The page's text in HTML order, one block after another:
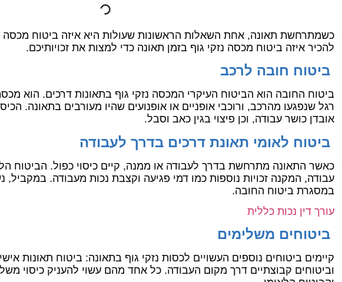
כשמתרחשת תאונה, אחת השאלות הראשונות שעולות היא איזה ביטוח מכסה
להכיר איזה ביטוח מכסה נזקי גוף בזמן תאונה כדי למצות את זכויותיכם.
ביטוח חובה לרכב
ביטוח החובה הוא הביטוח העיקרי המכסה נזקי גוף בתאונות דרכים. הוא
רגל שנפגעו מהרכב, ורוכבי אופניים או אופנועים שהיו מעורבים בתאונה.
אובדן כושר עבודה, וכן פיצוי בגין כאב וסבל.
ביטוח לאומי תאונת דרכים בדרך לעבודה
כאשר התאונה מתרחשת בדרך לעבודה או ממנה, קיים כיסוי כפול. הביטוח
עבודה, המקנה זכויות נוספות כמו דמי פגיעה וקצבת נכות מעבודה.
במסגרת ביטוח החובה.
עורך דין נכות כללית
ביטוחים משלימים
קיימים ביטוחים נוספים העשויים לכסות נזקי גוף בתאונה: ביטוח תאונות
וביטוחים קבוצתיים דרך מקום העבודה. כל אחד מהם עשוי להעניק כיסוי